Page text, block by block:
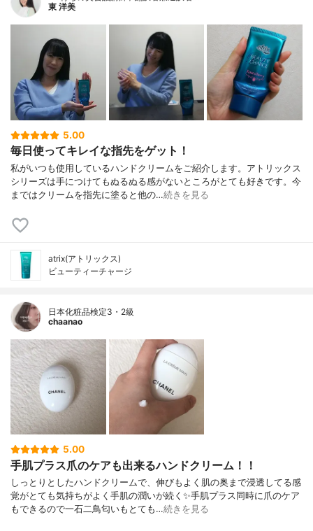
東 洋美
5.00
毎日使ってキレイな指先をゲット！
私がいつも使用しているハンドクリームをご紹介します。アトリックス
シリーズは手につけてもぬるぬる感がないところがとても好きです。今
まではクリームを指先に塗ると他の…続きを見る
atrix(アトリックス)
ビューティーチャージ
日本化粧品検定3・2級
chaanao
5.00
手肌プラス爪のケアも出来るハンドクリーム！！
しっとりとしたハンドクリームで、伸びもよく肌の奥まで浸透してる感
覚がとても気持ちがよく手肌の潤いが続く✨手肌プラス同時に爪のケア
もできるので一石二鳥匂いもとても…続きを見る